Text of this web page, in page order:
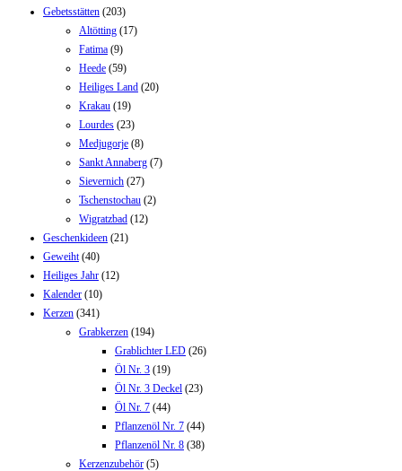
Gebetsstätten (203)
Altötting (17)
Fatima (9)
Heede (59)
Heiliges Land (20)
Krakau (19)
Lourdes (23)
Medjugorje (8)
Sankt Annaberg (7)
Sievernich (27)
Tschenstochau (2)
Wigratzbad (12)
Geschenkideen (21)
Geweiht (40)
Heiliges Jahr (12)
Kalender (10)
Kerzen (341)
Grabkerzen (194)
Grablichter LED (26)
Öl Nr. 3 (19)
Öl Nr. 3 Deckel (23)
Öl Nr. 7 (44)
Pflanzenöl Nr. 7 (44)
Pflanzenöl Nr. 8 (38)
Kerzenzubehör (5)